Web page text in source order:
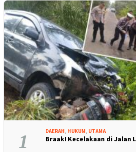
1 DAERAH HUKUM UTAMA
Braak! Kecelakaan di Jalan